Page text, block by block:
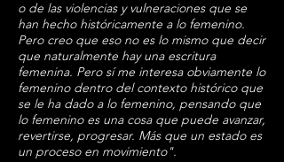
o de las violencias y vulneraciones que se
han hecho históricamente a lo femenino.
Pero creo que eso no es lo mismo que decir
que naturalmente hay una escritura
femenina. Pero sí me interesa obviamente lo
femenino dentro del contexto histórico que
se le ha dado a lo femenino, pensando que
lo femenino es una cosa que puede avanzar,
revertirse, progresar. Más que un estado es
un proceso en movimiento".​